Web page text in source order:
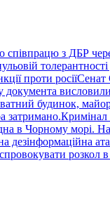
з ДБР
проти
будинок,
в Чорному морі.